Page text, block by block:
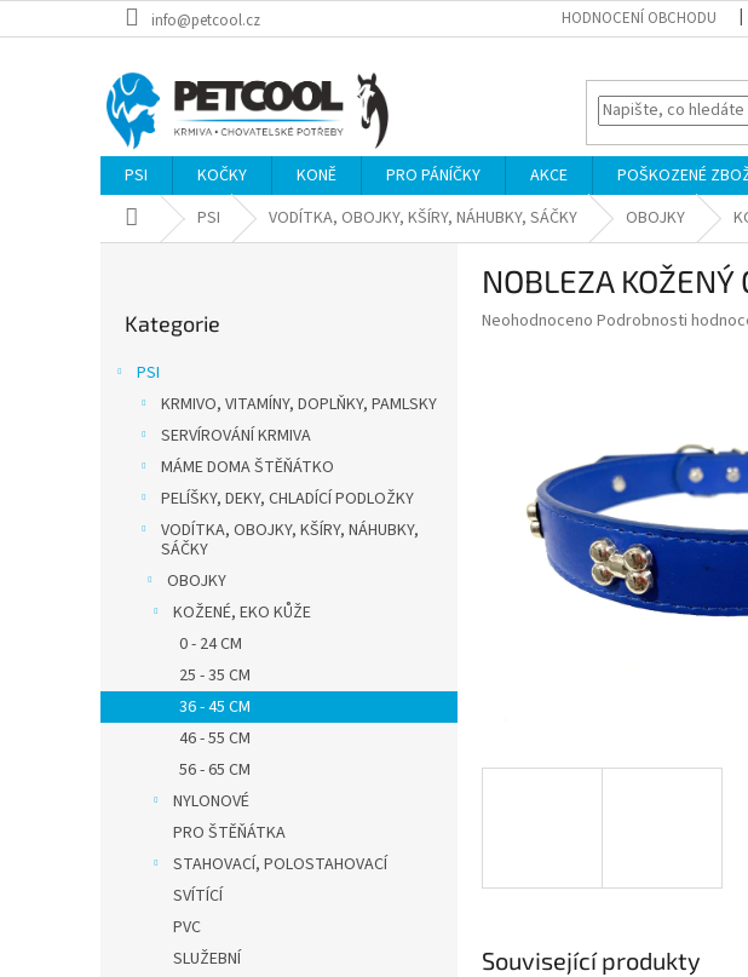
na
info@petcool.cz HODNOCENÍ OBCHODU
PSI KOČKY KONĚ PRO PÁNÍČKY AKCE POŠKOZENÉ
Domů PSI VODÍTKA, OBOJKY, KŠÍRY, NÁHUBKY, SÁČKY OBOJKY
kategorie
Kategorie
PSI
KRMIVO, VITAMÍNY, DOPLŇKY, PAMLSKY
SERVÍROVÁNÍ KRMIVA
MÁME DOMA ŠTĚŇÁTKO
PELÍŠKY, DEKY, CHLADÍCÍ PODLOŽKY
VODÍTKA, OBOJKY, KŠÍRY, NÁHUBKY,
SÁČKY
OBOJKY
KOŽENÉ, EKO KŮŽE
0 - 24 CM
25 - 35 CM
36 - 45 CM
46 - 55 CM
56 - 65 CM
NYLONOVÉ
PRO ŠTĚŇÁTKA
STAHOVACÍ, POLOSTAHOVACÍ
SVÍTÍCÍ
PVC
SLUŽEBNÍ
NOBLEZA
Průměrné
hvězdiček.
Neohodnoceno Podrobnosti
Související produkty